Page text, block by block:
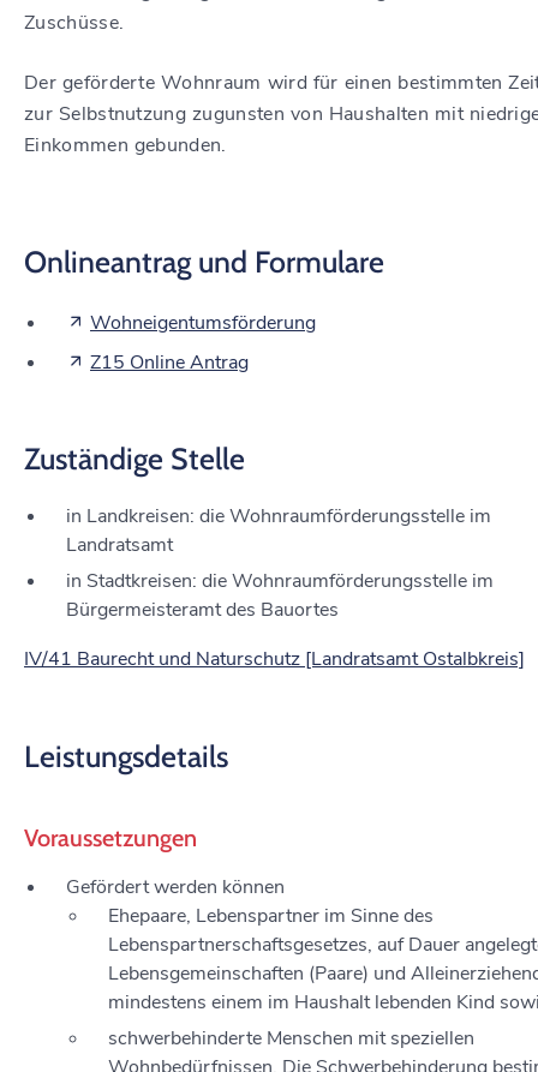
Zuschüsse.
Der geförderte Wohnraum wird für einen bestimmten
zur Selbstnutzung zugunsten von Haushalten mit
Einkommen gebunden.
Onlineantrag und Formulare
Wohneigentumsförderung
Z15 Online Antrag
Zuständige Stelle
in Landkreisen: die Wohnraumförderungsstelle im
Landratsamt
in Stadtkreisen: die Wohnraumförderungsstelle im
Bürgermeisteramt des Bauortes
IV/41 Baurecht und Naturschutz [Landratsamt Ostalbkreis]
Leistungsdetails
Voraussetzungen
Gefördert werden können
Ehepaare, Lebenspartner im Sinne des
Lebenspartnerschaftsgesetzes, auf Dauer
Lebensgemeinschaften (Paare) und
mindestens einem im Haushalt lebenden Kind
schwerbehinderte Menschen mit speziellen